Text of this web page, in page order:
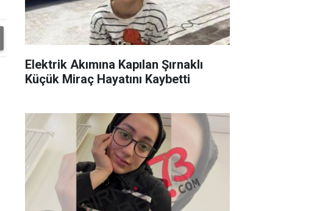
Elektrik Akımına Kapılan Şırnaklı
Küçük Miraç Hayatını Kaybetti